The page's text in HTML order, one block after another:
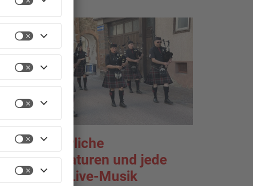
Sommerliche
Temperaturen und jede
Menge Live-Musik